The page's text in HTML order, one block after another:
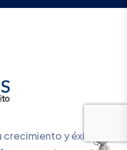
y éxito